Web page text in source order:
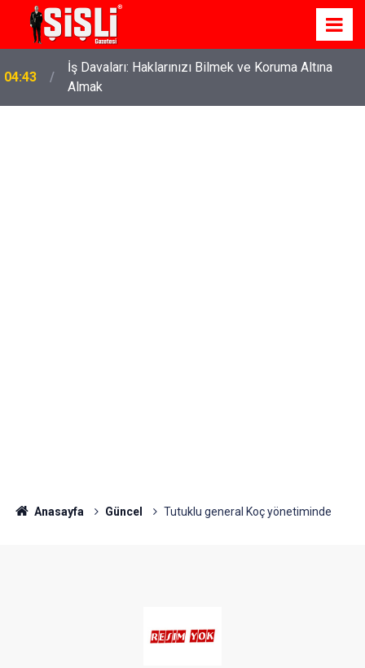
04:43
İş Davaları: Haklarınızı Bilmek ve Koruma Altına
Almak
Anasayfa Güncel Tutuklu general Koç yönetiminde